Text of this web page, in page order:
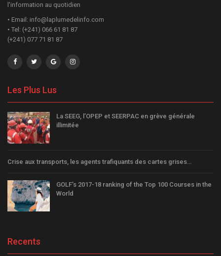
l'information au quotidien
• Email: info@laplumedelinfo.com
• Tel: (+241) 066 61 81 87
(+241) 077 71 81 87
Les Plus Lus
La SEEG, l’OPEP et SEERPAC en grève générale
illimitée
Crise aux transports, les agents trafiquants des cartes grises…
GOLF’s 2017-18 ranking of the Top 100 Courses in the
World
Recents